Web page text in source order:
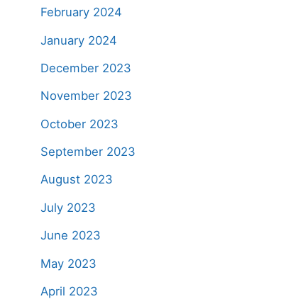
February 2024
January 2024
December 2023
November 2023
October 2023
September 2023
August 2023
July 2023
June 2023
May 2023
April 2023